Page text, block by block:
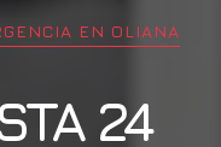
EN OLIANA
24